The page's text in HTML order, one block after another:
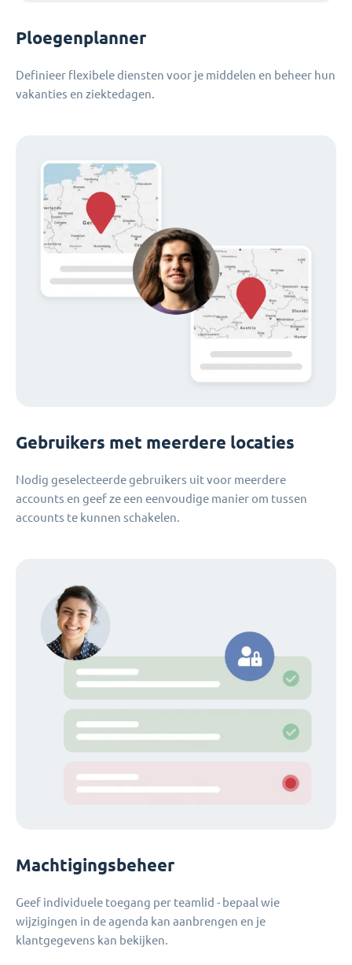
Ploegenplanner
Definieer flexibele diensten voor je middelen en beheer hun
vakanties en ziektedagen.
Gebruikers met meerdere locaties
Nodig geselecteerde gebruikers uit voor meerdere
accounts en geef ze een eenvoudige manier om tussen
accounts te kunnen schakelen.
Machtigingsbeheer
Geef individuele toegang per teamlid - bepaal wie
wijzigingen in de agenda kan aanbrengen en je
klantgegevens kan bekijken.